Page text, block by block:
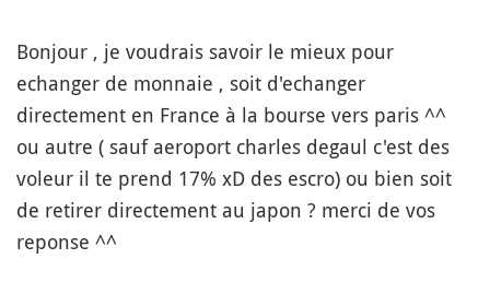
Bonjour , je voudrais savoir le mieux pour
echanger de monnaie , soit d'echanger
directement en France à la bourse vers paris ^^
ou autre ( sauf aeroport charles degaul c'est des
voleur il te prend 17% xD des escro) ou bien soit
de retirer directement au japon ? merci de vos
reponse ^^